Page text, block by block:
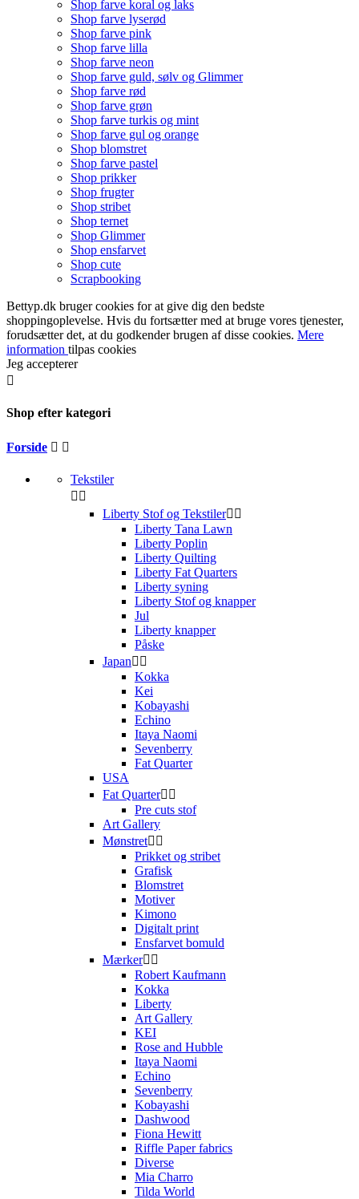
Shop farve koral og laks
Shop farve lyserød
Shop farve pink
Shop farve lilla
Shop farve neon
Shop farve guld, sølv og Glimmer
Shop farve rød
Shop farve grøn
Shop farve turkis og mint
Shop farve gul og orange
Shop blomstret
Shop farve pastel
Shop prikker
Shop frugter
Shop stribet
Shop ternet
Shop Glimmer
Shop ensfarvet
Shop cute
Scrapbooking
Bettyp.dk bruger cookies for at give dig den bedste
shoppingoplevelse. Hvis du fortsætter med at bruge vores tjenester,
forudsætter det, at du godkender brugen af disse cookies. Mere
information tilpas cookies
Jeg accepterer

Shop efter kategori
Forside  
Tekstiler
 
Liberty Stof og Tekstiler 
Liberty Tana Lawn
Liberty Poplin
Liberty Quilting
Liberty Fat Quarters
Liberty syning
Liberty Stof og knapper
Jul
Liberty knapper
Påske
Japan 
Kokka
Kei
Kobayashi
Echino
Itaya Naomi
Sevenberry
Fat Quarter
USA
Fat Quarter 
Pre cuts stof
Art Gallery
Mønstret 
Prikket og stribet
Grafisk
Blomstret
Motiver
Kimono
Digitalt print
Ensfarvet bomuld
Mærker 
Robert Kaufmann
Kokka
Liberty
Art Gallery
KEI
Rose and Hubble
Itaya Naomi
Echino
Sevenberry
Kobayashi
Dashwood
Fiona Hewitt
Riffle Paper fabrics
Diverse
Mia Charro
Tilda World